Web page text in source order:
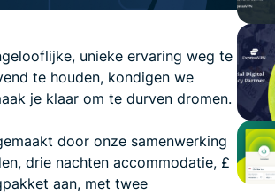
unieke ervaring weg te
te houden, kondigen we
je klaar om te durven dromen.
door onze samenwerking
drie nachten accommodatie, £
aan, met twee